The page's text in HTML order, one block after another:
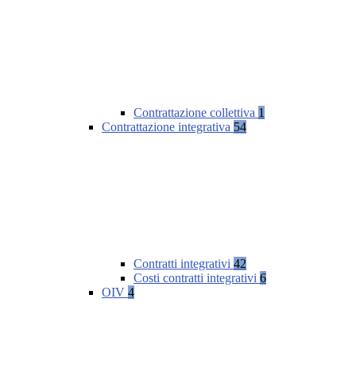
Contrattazione collettiva 1
Contrattazione integrativa 54
Contratti integrativi 42
Costi contratti integrativi 6
OIV 4